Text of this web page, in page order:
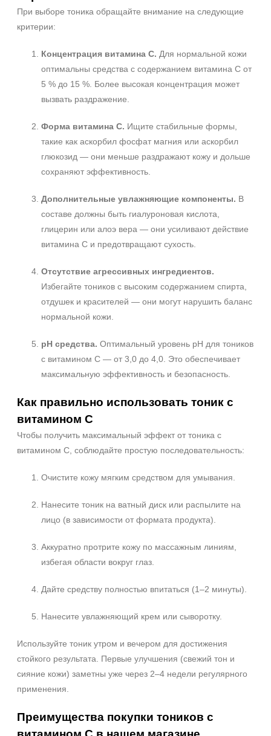
Вечер
Ежедневный
Показать еще
Процедура
Демакияж
Пилинг
Показать еще
Уровень SPF защиты
SPF 25
SPF 30
При выборе тоника обращайте внимание на следующие
критерии:
Концентрация витамина C. Для нормальной кожи
оптимальны средства с содержанием витамина C от
5 % до 15 %. Более высокая концентрация может
вызвать раздражение.
Форма витамина C. Ищите стабильные формы,
такие как аскорбил фосфат магния или аскорбил
глюкозид — они меньше раздражают кожу и дольше
сохраняют эффективность.
Дополнительные увлажняющие компоненты. В
составе должны быть гиалуроновая кислота,
глицерин или алоэ вера — они усиливают действие
витамина C и предотвращают сухость.
Отсутствие агрессивных ингредиентов.
Избегайте тоников с высоким содержанием спирта,
отдушек и красителей — они могут нарушить баланс
нормальной кожи.
pH средства. Оптимальный уровень pH для тоников
с витамином C — от 3,0 до 4,0. Это обеспечивает
максимальную эффективность и безопасность.
Как правильно использовать тоник с
витамином C
Чтобы получить максимальный эффект от тоника с
витамином C, соблюдайте простую последовательность:
Очистите кожу мягким средством для умывания.
Нанесите тоник на ватный диск или распылите на
лицо (в зависимости от формата продукта).
Аккуратно протрите кожу по массажным линиям,
избегая области вокруг глаз.
Дайте средству полностью впитаться (1–2 минуты).
Нанесите увлажняющий крем или сыворотку.
Используйте тоник утром и вечером для достижения
стойкого результата. Первые улучшения (свежий тон и
сияние кожи) заметны уже через 2–4 недели регулярного
применения.
Преимущества покупки тоников с
+7 (495) 640-58-89
+7 (929) 933-09-89